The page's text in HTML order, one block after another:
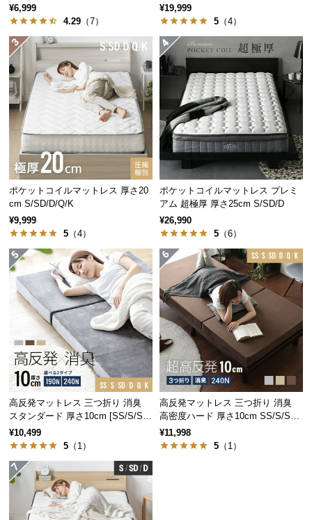
サ
ポ
ト
お
ブ
ロ
グ
企
業
¥6,999
4.29 （7）
¥19,999
5 （4）
ポケットコイルマットレス 厚さ20
cm S/SD/D/Q/K
¥9,999
5 （4）
ポケットコイルマットレス プレミ
アム 超極厚 厚さ25cm S/SD/D
¥26,990
5 （6）
高反発マットレス 三つ折り 消臭
スタンダード 厚さ10cm [SS/S/SD/
D/Q/K]
¥10,499
5 （1）
高反発マットレス 三つ折り 消臭
高密度ハード 厚さ10cm SS/S/SD/
D/Q/K
¥11,998
5 （1）